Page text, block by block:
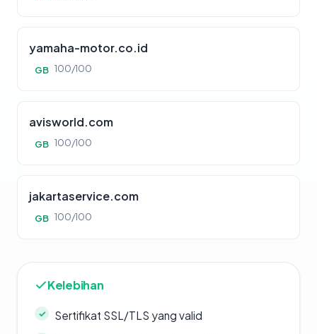
yamaha-motor.co.id
GB 100/100
avisworld.com
GB 100/100
jakartaservice.com
GB 100/100
Kelebihan
Sertifikat SSL/TLS yang valid